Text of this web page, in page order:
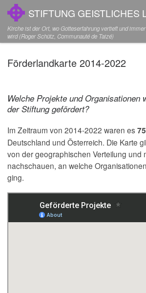
Zum Inhalt springen
STIFTUNG GEISTLICHES
Kirche ist der Ort, wo Gotteserfahrung vertieft und
wird (Roger Schütz, Communauté de Taizé)
Förderlandkarte 2014-2022
Welche Projekte und Organisationen
der Stiftung gefördert?
Im Zeitraum von 2014-2022 waren es
Deutschland und Österreich. Die Karte
von der geographischen Verteilung und
nachschauen, an welche
ging.